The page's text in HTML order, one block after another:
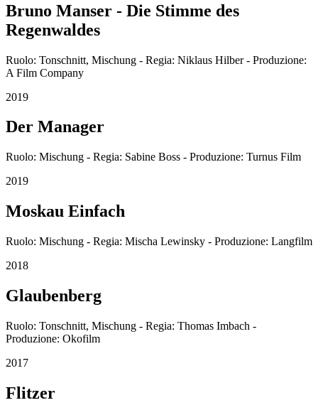
Bruno Manser - Die Stimme des
Regenwaldes
Ruolo: Tonschnitt, Mischung - Regia: Niklaus Hilber - Produzione:
A Film Company
2019
Der Manager
Ruolo: Mischung - Regia: Sabine Boss - Produzione: Turnus Film
2019
Moskau Einfach
Ruolo: Mischung - Regia: Mischa Lewinsky - Produzione: Langfilm
2018
Glaubenberg
Ruolo: Tonschnitt, Mischung - Regia: Thomas Imbach -
Produzione: Okofilm
2017
Flitzer